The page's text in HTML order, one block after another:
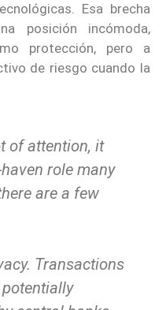
Esa brecha
posición incómoda,
protección, pero a
de riesgo cuando la
of attention, it
role many
are a few
Transactions